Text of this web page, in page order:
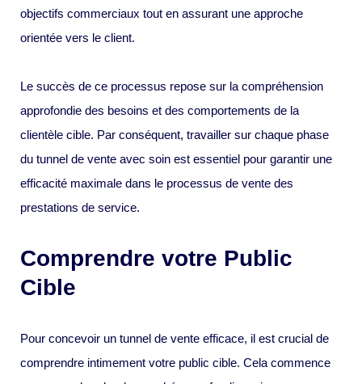
objectifs commerciaux tout en assurant une approche
orientée vers le client.
Le succès de ce processus repose sur la compréhension
approfondie des besoins et des comportements de la
clientèle cible. Par conséquent, travailler sur chaque phase
du tunnel de vente avec soin est essentiel pour garantir une
efficacité maximale dans le processus de vente des
prestations de service.
Comprendre votre Public
Cible
Pour concevoir un tunnel de vente efficace, il est crucial de
comprendre intimement votre public cible. Cela commence